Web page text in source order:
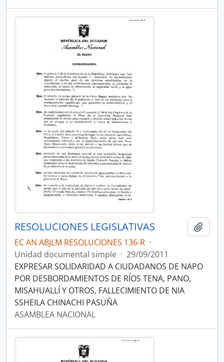
RESOLUCIONES LEGISLATIVAS
EC AN ABJLM RESOLUCIONES 136-R ·
Unidad documental simple · 29/09/2011
EXPRESAR SOLIDARIDAD A CIUDADANOS DE NAPO
POR DESBORDAMIENTOS DE RÍOS TENA, PANO,
MISAHUALLÍ Y OTROS, FALLECIMIENTO DE NIA
SSHEILA CHINACHI PASUÑA
ASAMBLEA NACIONAL